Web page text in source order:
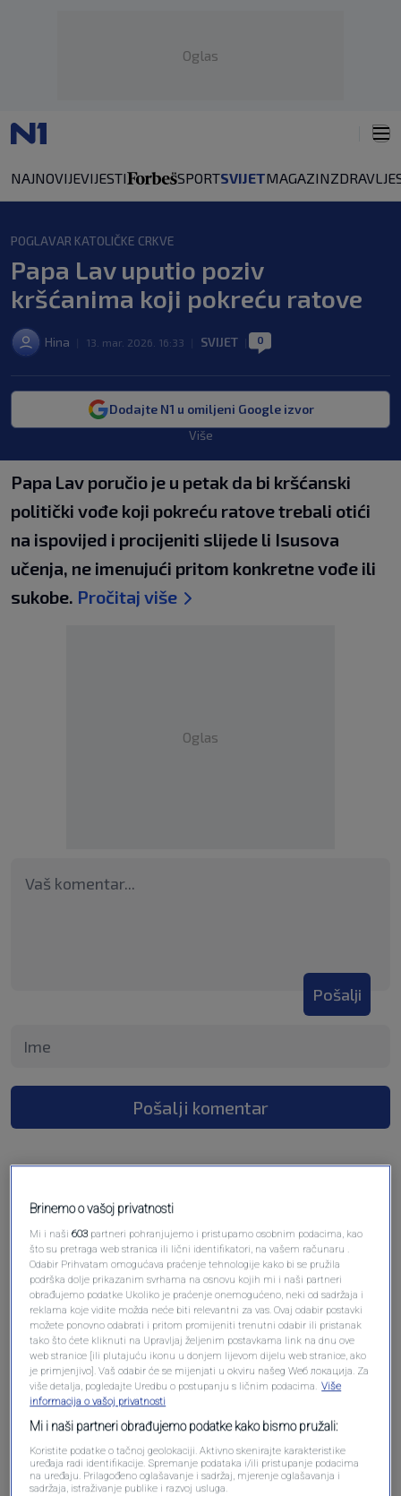
Oglas
NAJNOVIJEVIJESTI SPORTSVIJETMAGAZINZDRAVLJE
POGLAVAR KATOLIČKE CRKVE
Papa Lav uputio poziv
kršćanima koji pokreću ratove
Hina 13. mar. 2026. 16:33 SVIJET 0
Dodajte N1 u omiljeni Google izvor
Više
Papa Lav poručio je u petak da bi kršćanski
politički vođe koji pokreću ratove trebali otići
na ispovijed i procijeniti slijede li Isusova
učenja, ne imenujući pritom konkretne vođe ili
sukobe. Pročitaj više
Oglas
Pošalji
Pošalji komentar
Oglas
Brinemo o vašoj privatnosti
Mi i naši603 partneri pohranjujemo i pristupamo osobnim podacima, kao
što su pretraga web stranica ili lični identifikatori, na vašem računaru .
Odabir Prihvatam omogućava praćenje tehnologije kako bi se pružila
podrška dolje prikazanim svrhama na osnovu kojih mi i naši partneri
obrađujemo podatke Ukoliko je praćenje onemogućeno, neki od sadržaja i
reklama koje vidite možda neće biti relevantni za vas. Ovaj odabir postavki
možete ponovno odabrati i pritom promijeniti trenutni odabir ili pristanak
tako što ćete kliknuti na Upravljaj željenim postavkama link na dnu ove
web stranice [ili plutajuću ikonu u donjem lijevom dijelu web stranice, ako
je primjenjivo]. Vaš odabir će se mijenjati u okviru našeg Wеб локација. Za
više detalja, pogledajte Uredbu o postupanju s ličnim podacima. Više
informacija o vašoj privatnosti
Mi i naši partneri obrađujemo podatke kako bismo pružali:
Koristite podatke o tačnoj geolokaciji. Aktivno skenirajte karakteristike
uređaja radi identifikacije. Spremanje podataka i/ili pristupanje podacima
na uređaju. Prilagođeno oglašavanje i sadržaj, mjerenje oglašavanja i
sadržaja, istraživanje publike i razvoj usluga.